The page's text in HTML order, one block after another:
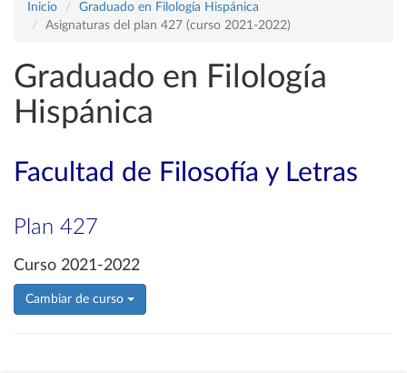
Inicio
Graduado en Filología Hispánica
Asignaturas del plan 427 (curso 2021-2022)
Graduado en Filología
Hispánica
Facultad de Filosofía y Letras
Plan 427
Curso 2021-2022
Cambiar de curso